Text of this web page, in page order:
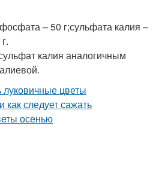
– 50 г;сульфата калия –
калия аналогичным